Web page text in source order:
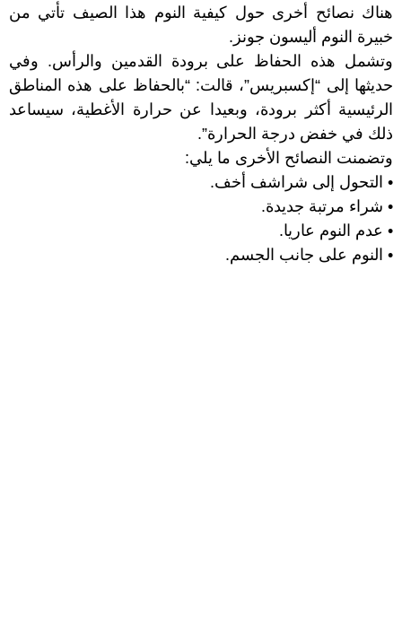
هناك نصائح أخرى حول كيفية النوم هذا الصيف تأتي من
خبيرة النوم أليسون جونز.
وتشمل هذه الحفاظ على برودة القدمين والرأس. وفي
حديثها إلى “إكسبريس”، قالت: “بالحفاظ على هذه المناطق
الرئيسية أكثر برودة، وبعيدا عن حرارة الأغطية، سيساعد
ذلك في خفض درجة الحرارة”.
وتضمنت النصائح الأخرى ما يلي:
• التحول إلى شراشف أخف.
• شراء مرتبة جديدة.
• عدم النوم عاريا.
• النوم على جانب الجسم.